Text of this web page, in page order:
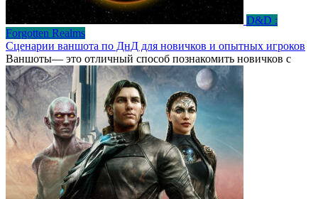
D&D :
Forgotten Realms
Сценарии ваншота по ДнД для новичков и опытных игроков
Ваншоты— это отличный способ познакомить новичков с